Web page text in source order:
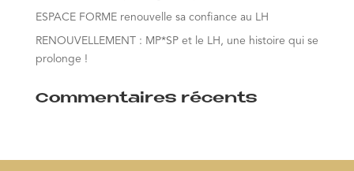
ESPACE FORME renouvelle sa confiance au LH
RENOUVELLEMENT : MP*SP et le LH, une histoire qui se
prolonge !
Commentaires récents